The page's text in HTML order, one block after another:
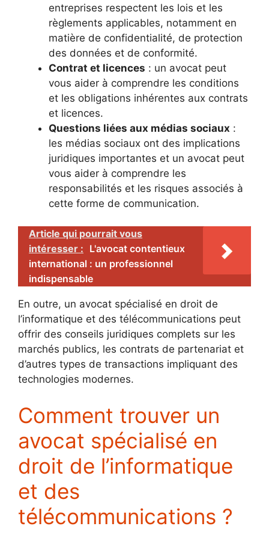
entreprises respectent les lois et les
règlements applicables, notamment en
matière de confidentialité, de protection
des données et de conformité.
Contrat et licences : un avocat peut
vous aider à comprendre les conditions
et les obligations inhérentes aux contrats
et licences.
Questions liées aux médias sociaux :
les médias sociaux ont des implications
juridiques importantes et un avocat peut
vous aider à comprendre les
responsabilités et les risques associés à
cette forme de communication.
Article qui pourrait vous
intéresser : L'avocat contentieux
international : un professionnel
indispensable
En outre, un avocat spécialisé en droit de
l’informatique et des télécommunications peut
offrir des conseils juridiques complets sur les
marchés publics, les contrats de partenariat et
d’autres types de transactions impliquant des
technologies modernes.
Comment trouver un
avocat spécialisé en
droit de l’informatique
et des
télécommunications ?